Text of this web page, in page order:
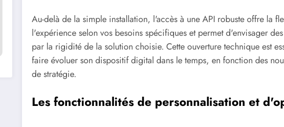
Au-delà de la simple installation, l'accès à une API robuste offre la
l'expérience selon vos besoins spécifiques et permet d'envisager
par la rigidité de la solution choisie. Cette ouverture technique est
faire évoluer son dispositif digital dans le temps, en fonction des
de stratégie.
Les fonctionnalités de personnalisation et